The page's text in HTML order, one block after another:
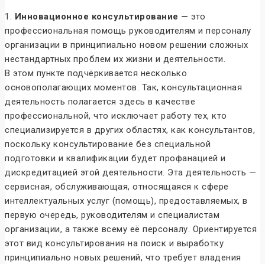
1. Инновационное консультирование — это
профессиональная помощь руководителям и персоналу
организации в принципиально новом решении сложных
нестандартных проблем их жизни и деятельности.
В этом пункте подчёркивается несколько
основополагающих моментов. Так, консультационная
деятельность полагается здесь в качестве
профессиональной, что исключает работу тех, кто
специализируется в других областях, как консультантов,
поскольку консультирование без специальной
подготовки и квалификации будет профанацией и
дискредитацией этой деятельности. Эта деятельность —
сервисная, обслуживающая, относящаяся к сфере
интеллектуальных услуг (помощь), предоставляемых, в
первую очередь, руководителям и специалистам
организации, а также всему её персоналу. Ориентируется
этот вид консультирования на поиск и выработку
принципиально новых решений, что требует владения